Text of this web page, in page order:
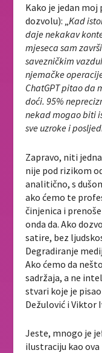
Kako je jedan
dozvolu): „Kad
daje nekakav
mjeseca sam
savezničkim
njemačke
ChatGPT pitao da
doći. 95%
nekad mogao biti
sve uzroke i
Zapravo, niti
nije pod rizikom
analitično, s
ako ćemo te
činjenica i
onda da. Ako
satire, bez
Degradiranje
Ako ćemo da
sadržaja, a ne
stvari koje je
Dežulović i Viktor
Jeste, mnogo je
ilustraciju kao